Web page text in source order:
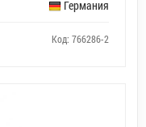
Германия
Код: 766286-2